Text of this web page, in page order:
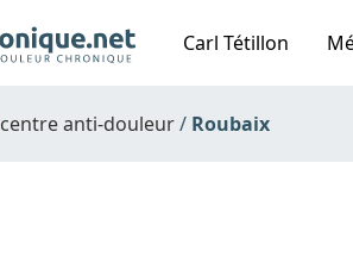
Carl Tétillon
centre anti-douleur Roubaix